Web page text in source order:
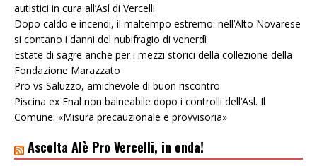
autistici in cura all’Asl di Vercelli
Dopo caldo e incendi, il maltempo estremo: nell’Alto Novarese
si contano i danni del nubifragio di venerdì
Estate di sagre anche per i mezzi storici della collezione della
Fondazione Marazzato
Pro vs Saluzzo, amichevole di buon riscontro
Piscina ex Enal non balneabile dopo i controlli dell’Asl. Il
Comune: «Misura precauzionale e provvisoria»
Ascolta Alè Pro Vercelli, in onda!